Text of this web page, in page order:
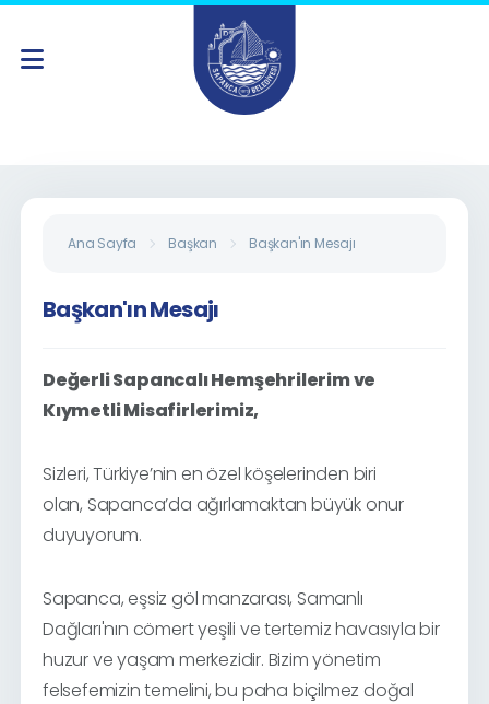
Ana Sayfa Başkan Başkan'ın Mesajı
Başkan'ın Mesajı
Değerli Sapancalı Hemşehrilerim ve
Kıymetli Misafirlerimiz,
Sizleri, Türkiye’nin en özel köşelerinden biri
olan, Sapanca’da ağırlamaktan büyük onur
duyuyorum.
Sapanca, eşsiz göl manzarası, Samanlı
Dağları'nın cömert yeşili ve tertemiz havasıyla bir
huzur ve yaşam merkezidir. Bizim yönetim
felsefemizin temelini, bu paha biçilmez doğal